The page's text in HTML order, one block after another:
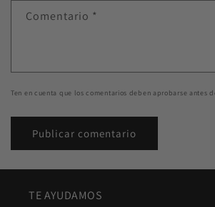
Comentario *
Ten en cuenta que los comentarios deben aprobarse antes
TE AYUDAMOS